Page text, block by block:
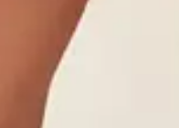
a partir da entrega realizada
realizar a solicitação
à vista no Pix.
em até 10x sem juros